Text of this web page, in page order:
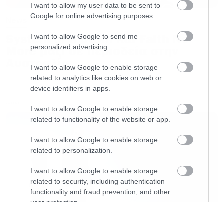
I want to allow my user data to be sent to
Google for online advertising purposes.
I want to allow Google to send me
personalized advertising.
I want to allow Google to enable storage
related to analytics like cookies on web or
device identifiers in apps.
I want to allow Google to enable storage
related to functionality of the website or app.
I want to allow Google to enable storage
related to personalization.
I want to allow Google to enable storage
related to security, including authentication
functionality and fraud prevention, and other
δισεκατομμύριο δολάρια!
Για να συγκρίνεται λίγο τα μεγέθη, απλά να
πούμε ότι για την τελευταία σεζόν του Game of
System of a Down και Faith No
More μαζί σε περιοδεία στην
Αυστραλία